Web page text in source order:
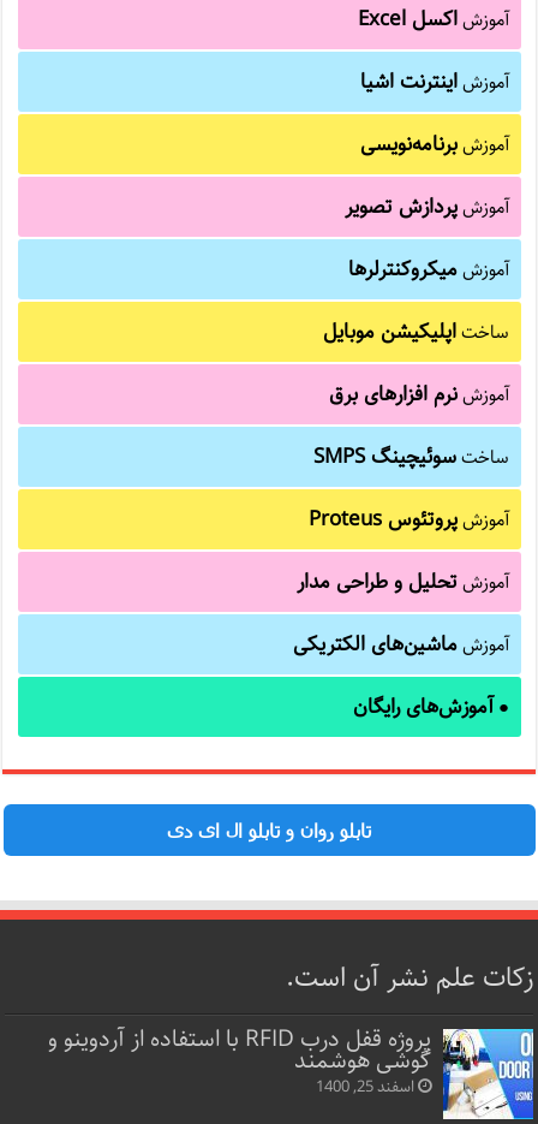
آموزشاکسل Excel
آموزشاینترنت اشیا
آموزشبرنامه‌نویسی
آموزشپردازش تصویر
آموزشمیکروکنترلرها
ساختاپلیکیشن موبایل
آموزشنرم افزارهای برق
ساختسوئیچینگ SMPS
آموزشپروتئوس Proteus
آموزشتحلیل و طراحی مدار
آموزشماشین‌های الکتریکی
●آموزش‌های رایگان
تابلو روان و تابلو ال ای دی
زکات علم نشر آن است.
پروژه قفل‌ درب RFID با استفاده از آردوینو و
گوشی هوشمند
اسفند 25, 1400